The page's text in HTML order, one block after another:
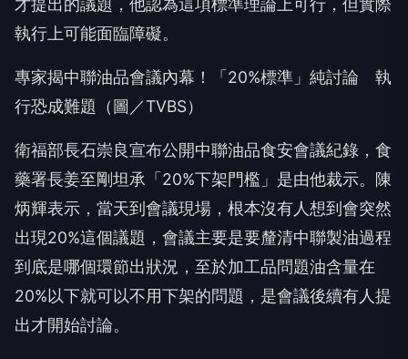
執行上可能面臨障礙。
專家揭中聯油品會議內幕！「20%標準」純討論 執
行恐成難題（圖／TVBS）
衛福部長石崇良宣布公開中聯油品食安會議紀錄，食
藥署長姜至剛坦承「20%下架門檻」是由他裁示。陳
炳輝表示，當天到會議現場，根本沒有人想到會突然
出現20%這個議題，會議主要是要釐清中聯製油過程
到底是哪個環節出狀況，至於加工品問題油含量在
20%以下就可以不用下架的問題，是會議後續有人提
出才開始討論。